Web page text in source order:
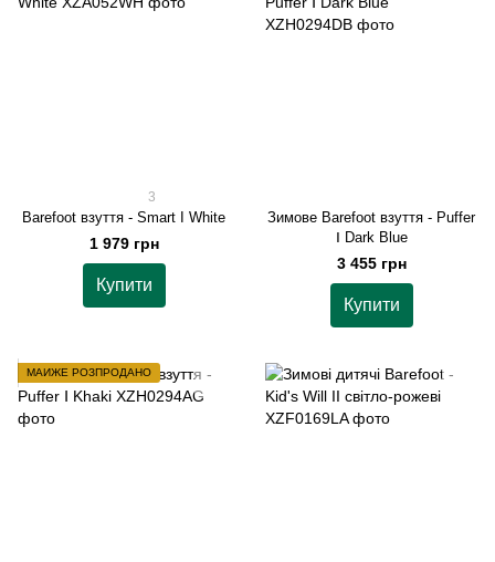
3
Barefoot взуття - Smart I White
1 979 грн
Купити
Зимове Barefoot взуття - Puffer
Ⅰ Dark Blue
3 455 грн
Купити
МАЙЖЕ РОЗПРОДАНО